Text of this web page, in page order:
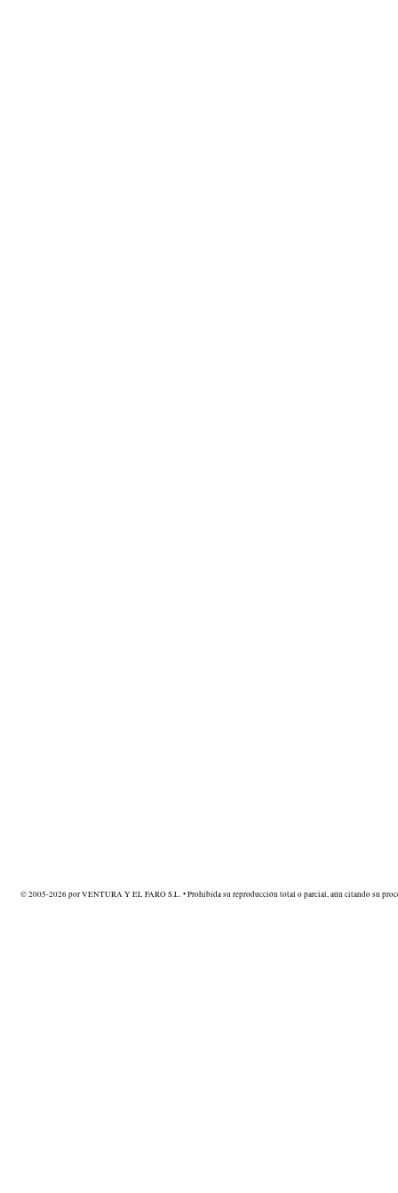
© 2005-2026 por VENTURA Y EL FARO S.L. • Prohibida su reproducción total o parcial, aún citando su